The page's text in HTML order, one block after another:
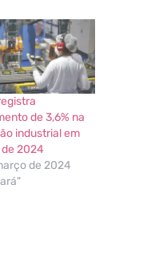
de 3,6% na
industrial em
2024
de 2024